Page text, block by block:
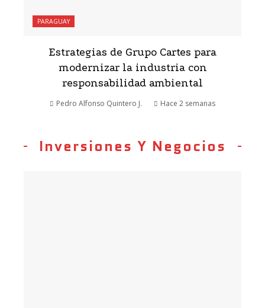
PARAGUAY
Estrategias de Grupo Cartes para
modernizar la industria con
responsabilidad ambiental
Pedro Alfonso Quintero J. Hace 2 semanas
Inversiones Y Negocios